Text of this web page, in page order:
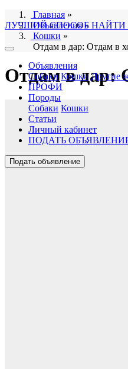
ЛУЧШИЙ СПОСОБ
Объявления
Собаки Кошки Другие
ПРОФИ
Породы
Собаки Кошки
Статьи
Личный кабинет
ПОДАТЬ
Подать объявление
Главная »
Объявления»
Кошки »
Отдам в дар: Отдам в
Отдам в дар: